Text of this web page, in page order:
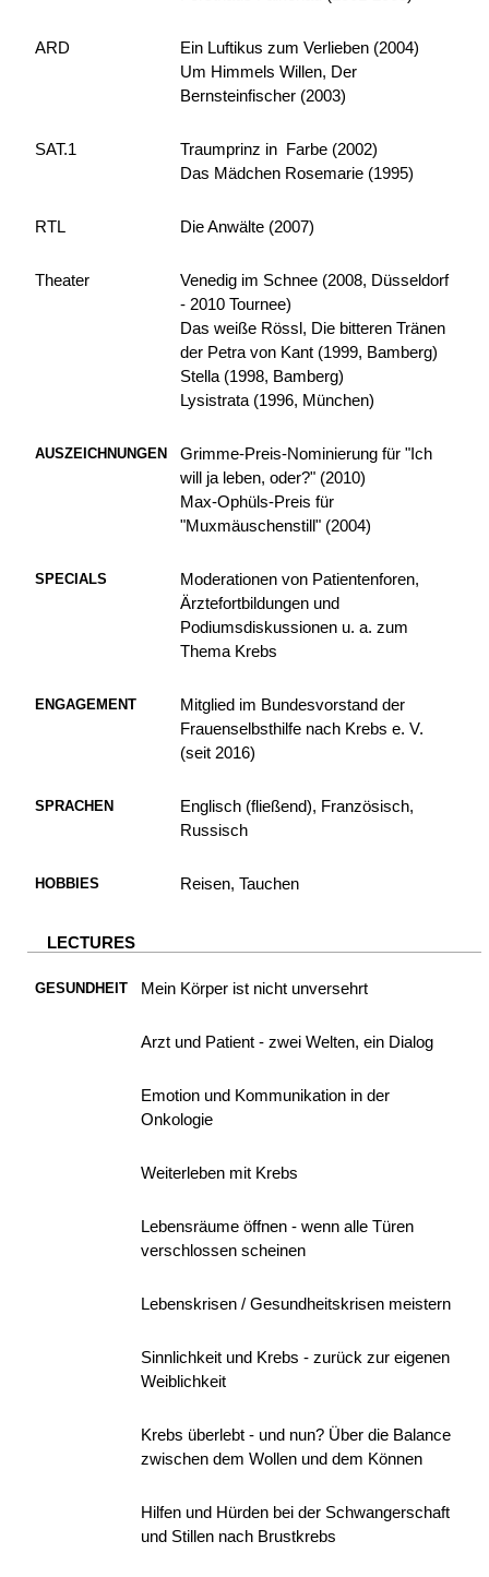
ARD
Ein Luftikus zum Verlieben (2004)
Um Himmels Willen, Der
Bernsteinfischer (2003)
SAT.1
Traumprinz in Farbe (2002)
Das Mädchen Rosemarie (1995)
RTL Die Anwälte (2007)
Theater
Venedig im Schnee (2008, Düsseldorf
- 2010 Tournee)
Das weiße Rössl, Die bitteren Tränen
der Petra von Kant (1999, Bamberg)
Stella (1998, Bamberg)
Lysistrata (1996, München)
AUSZEICHNUNGEN
Grimme-Preis-Nominierung für "Ich
will ja leben, oder?" (2010)
Max-Ophüls-Preis für
"Muxmäuschenstill" (2004)
SPECIALS
Moderationen von Patientenforen,
Ärztefortbildungen und
Podiumsdiskussionen u. a. zum
Thema Krebs
ENGAGEMENT
Mitglied im Bundesvorstand der
Frauenselbsthilfe nach Krebs e. V.
(seit 2016)
SPRACHEN
Englisch (fließend), Französisch,
Russisch
HOBBIES Reisen, Tauchen
LECTURES
GESUNDHEIT Mein Körper ist nicht unversehrt
Arzt und Patient - zwei Welten, ein Dialog
Emotion und Kommunikation in der
Onkologie
Weiterleben mit Krebs
Lebensräume öffnen - wenn alle Türen
verschlossen scheinen
Lebenskrisen / Gesundheitskrisen meistern
Sinnlichkeit und Krebs - zurück zur eigenen
Weiblichkeit
Krebs überlebt - und nun? Über die Balance
zwischen dem Wollen und dem Können
Hilfen und Hürden bei der Schwangerschaft
und Stillen nach Brustkrebs